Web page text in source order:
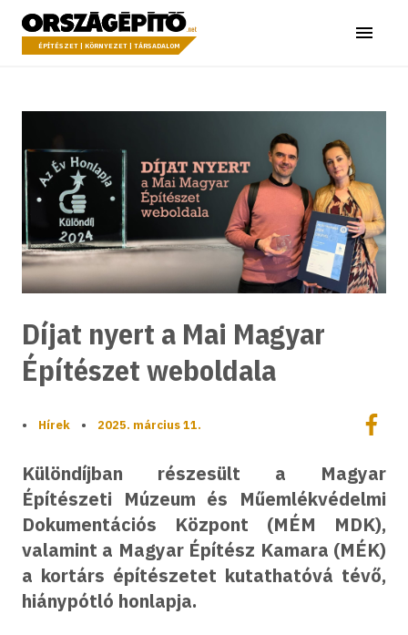
a tartalomhoz
Országépítő
ÉPÍTÉSZET | KÖRNYEZET | TÁRSADALOM Menü
Díjat nyert a Mai Magyar
Építészet weboldala
• Hírek • 2025. március 11.
Különdíjban részesült a Magyar
Építészeti Múzeum és Műemlékvédelmi
Dokumentációs Központ (MÉM MDK),
valamint a Magyar Építész Kamara (MÉK)
a kortárs építészetet kutathatóvá tévő,
hiánypótló honlapja.